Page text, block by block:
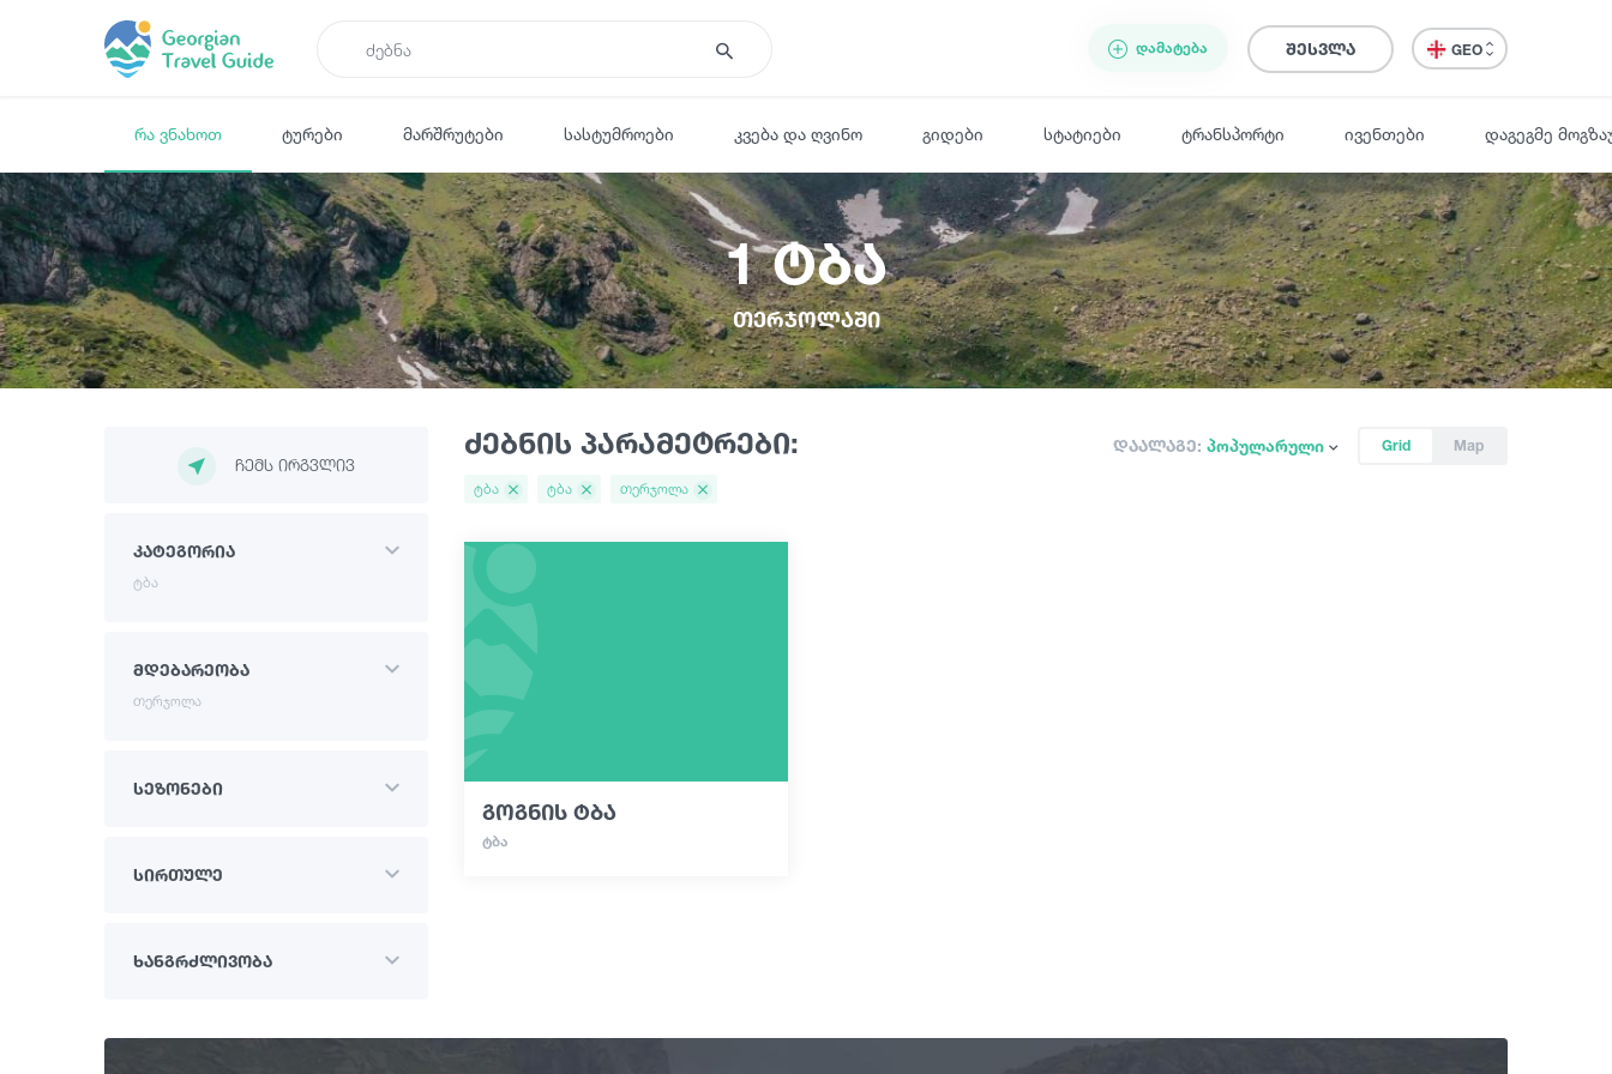
ᲓᲐᲛᲐᲢᲔᲑᲐ შესვლა GEO
რა ვნახოთ ტურები მარშრუტები სასტუმროები კვება და ღვინო გიდები სტატიები ტრანსპორტი ივენთები დაგეგმე
1 ტბა
თერჯოლაში
ჩემს ირგვლივ
კატეგორია
ტბა
მდებარეობა
თერჯოლა
სეზონები
სირთულე
ხანგრძლივობა
ძებნის პარამეტრები: Grid Map
დაალაგე: პოპულარული
ტბა ტბა თერჯოლა
გოგნის ტბა
ᲢᲑᲐ